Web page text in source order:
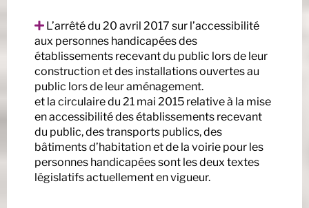
L’arrêté du 20 avril 2017 sur l’accessibilité
aux personnes handicapées des
établissements recevant du public lors de leur
construction et des installations ouvertes au
public lors de leur aménagement.
et la circulaire du 21 mai 2015 relative à la mise
en accessibilité des établissements recevant
du public, des transports publics, des
bâtiments d’habitation et de la voirie pour les
personnes handicapées sont les deux textes
législatifs actuellement en vigueur.